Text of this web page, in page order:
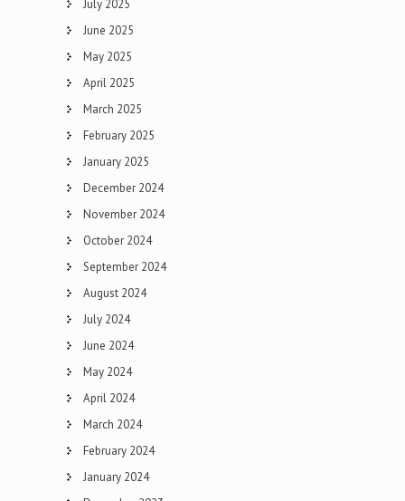
July 2025
June 2025
May 2025
April 2025
March 2025
February 2025
January 2025
December 2024
November 2024
October 2024
September 2024
August 2024
July 2024
June 2024
May 2024
April 2024
March 2024
February 2024
January 2024